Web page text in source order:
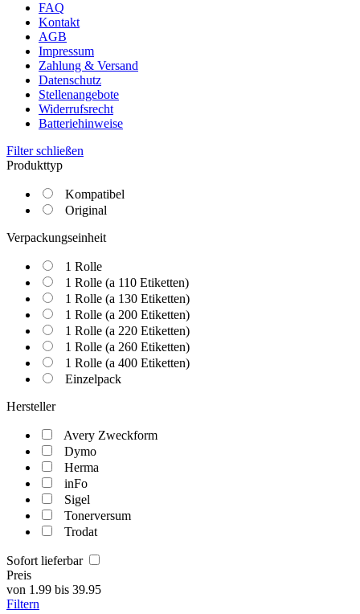
FAQ
Kontakt
AGB
Impressum
Zahlung & Versand
Datenschutz
Stellenangebote
Widerrufsrecht
Batteriehinweise
Filter schließen
Produkttyp
Kompatibel
Original
Verpackungseinheit
1 Rolle
1 Rolle (a 110 Etiketten)
1 Rolle (a 130 Etiketten)
1 Rolle (a 200 Etiketten)
1 Rolle (a 220 Etiketten)
1 Rolle (a 260 Etiketten)
1 Rolle (a 400 Etiketten)
Einzelpack
Hersteller
Avery Zweckform
Dymo
Herma
inFo
Sigel
Tonerversum
Trodat
Sofort lieferbar
Preis
von 1.99 bis 39.95
Filtern